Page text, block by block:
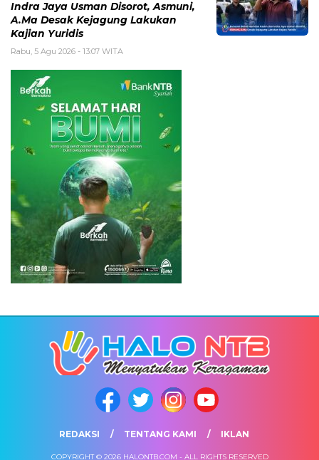
Indra Jaya Usman Disorot, Asmuni,
A.Ma Desak Kejagung Lakukan
Kajian Yuridis
Rabu, 5 Agu 2026 - 13:07 WITA
REDAKSI TENTANG KAMI IKLAN
COPYRIGHT © 2026 HALONTB.COM - ALL RIGHTS RESERVED